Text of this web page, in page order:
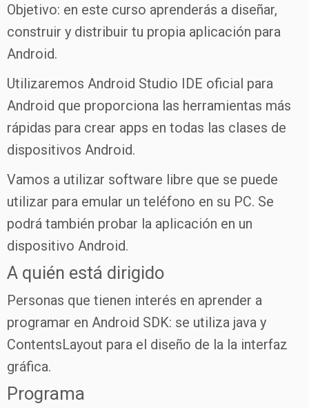
Objetivo: en este curso aprenderás a diseñar,
construir y distribuir tu propia aplicación para
Android.
Utilizaremos Android Studio IDE oficial para
Android que proporciona las herramientas más
rápidas para crear apps en todas las clases de
dispositivos Android.
Vamos a utilizar software libre que se puede
utilizar para emular un teléfono en su PC. Se
podrá también probar la aplicación en un
dispositivo Android.
A quién está dirigido
Personas que tienen interés en aprender a
programar en Android SDK: se utiliza java y
ContentsLayout para el diseño de la la interfaz
gráfica.
Programa